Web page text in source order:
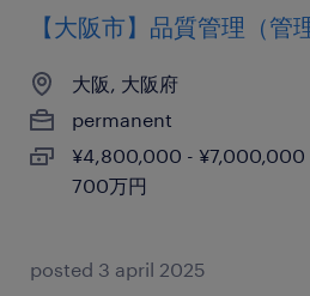
【大阪市】品質管理（管
大阪, 大阪府
permanent
¥4,800,000 - ¥7,000,000
700万円
posted 3 april 2025